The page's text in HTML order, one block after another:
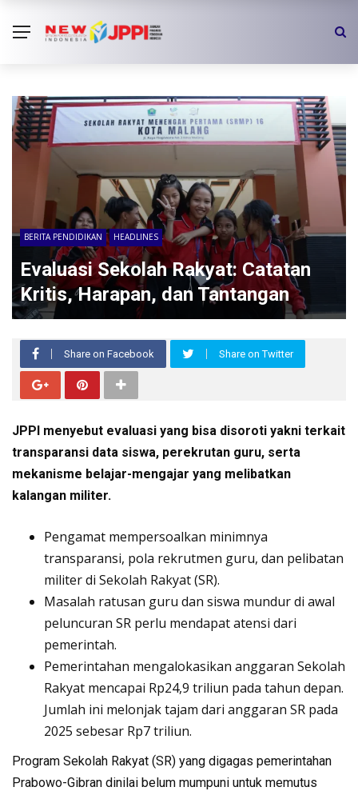
BERITA PENDIDIKAN HEADLINES
Evaluasi Sekolah Rakyat: Catatan
Kritis, Harapan, dan Tantangan
Share on Facebook Share on Twitter
JPPI menyebut evaluasi yang bisa disoroti yakni terkait
transparansi data siswa, perekrutan guru, serta
mekanisme belajar-mengajar yang melibatkan
kalangan militer.
Pengamat mempersoalkan minimnya
transparansi, pola rekrutmen guru, dan pelibatan
militer di Sekolah Rakyat (SR).
Masalah ratusan guru dan siswa mundur di awal
peluncuran SR perlu mendapat atensi dari
pemerintah.
Pemerintahan mengalokasikan anggaran Sekolah
Rakyat mencapai Rp24,9 triliun pada tahun depan.
Jumlah ini melonjak tajam dari anggaran SR pada
2025 sebesar Rp7 triliun.
Program Sekolah Rakyat (SR) yang digagas pemerintahan
Prabowo-Gibran dinilai belum mumpuni untuk memutus